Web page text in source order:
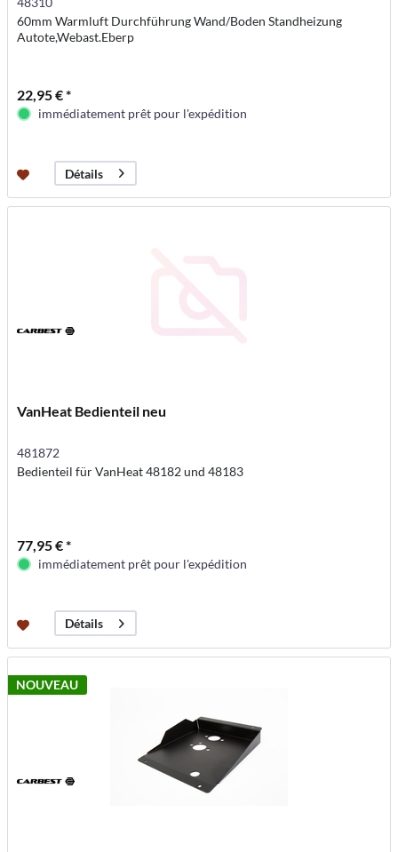
60mm Warmluft Durchführung Wand/Boden Standheizung
Autote,Webast.Eberp
22,95 € *
immédiatement prêt pour l'expédition
Détails
VanHeat Bedienteil neu
481872
Bedienteil für VanHeat 48182 und 48183
77,95 € *
immédiatement prêt pour l'expédition
Détails
NOUVEAU